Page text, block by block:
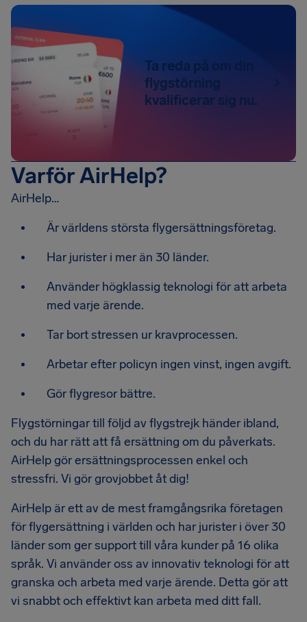
Ta reda på om din
flygstörning
kvalificerar sig nu.
Varför AirHelp?
AirHelp…
Är världens största flygersättningsföretag.
Har jurister i mer än 30 länder.
Använder högklassig teknologi för att arbeta
med varje ärende.
Tar bort stressen ur kravprocessen.
Arbetar efter policyn ingen vinst, ingen avgift.
Gör flygresor bättre.
Flygstörningar till följd av flygstrejk händer ibland,
och du har rätt att få ersättning om du påverkats.
AirHelp gör ersättningsprocessen enkel och
stressfri. Vi gör grovjobbet åt dig!
AirHelp är ett av de mest framgångsrika företagen
för flygersättning i världen och har jurister i över 30
länder som ger support till våra kunder på 16 olika
språk. Vi använder oss av innovativ teknologi för att
granska och arbeta med varje ärende. Detta gör att
vi snabbt och effektivt kan arbeta med ditt fall.